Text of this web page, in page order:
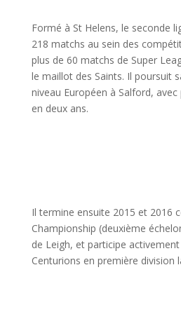
Formé à St Helens, le seconde
218 matchs au sein des compé
plus de 60 matchs de Super
le maillot des Saints. Il poursuit
niveau Européen à Salford, avec
en deux ans.
Il termine ensuite 2015 et 2016
Championship (deuxième é
de Leigh, et participe activement
Centurions en première division